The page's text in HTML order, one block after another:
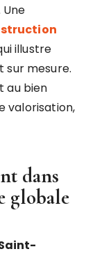
illustre
sur mesure.
au bien
valorisation,
dans
globale